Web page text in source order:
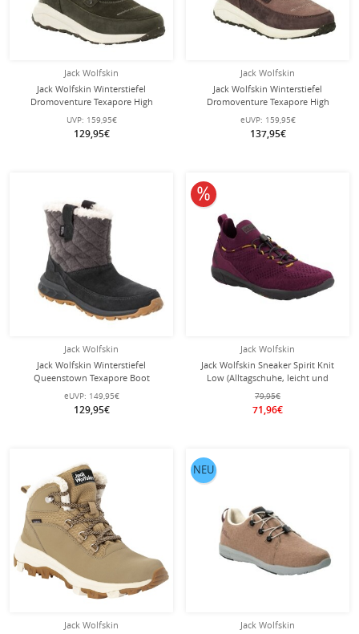
Jack Wolfskin
Jack Wolfskin Winterstiefel
Dromoventure Texapore High
(Texawarm-Isolierung, wasserdicht)
mossgrün Damen
UVP: 159,95€
129,95€
Jack Wolfskin
Jack Wolfskin Winterstiefel
Dromoventure Texapore High
(Texawarm-Isolierung, wasserdicht)
rosa Damen
eUVP: 159,95€
137,95€
Jack Wolfskin
Jack Wolfskin Winterstiefel
Queenstown Texapore Boot
(Veloursleder, wasserdicht)
phantomgrau Damen
eUVP: 149,95€
129,95€
Jack Wolfskin
Jack Wolfskin Sneaker Spirit Knit
Low (Alltagschuhe, leicht und
flexible Sohle) weinrot Damen
79,95€
71,96€
10% reduziert
Jack Wolfskin
Jack Wolfskin
NEU